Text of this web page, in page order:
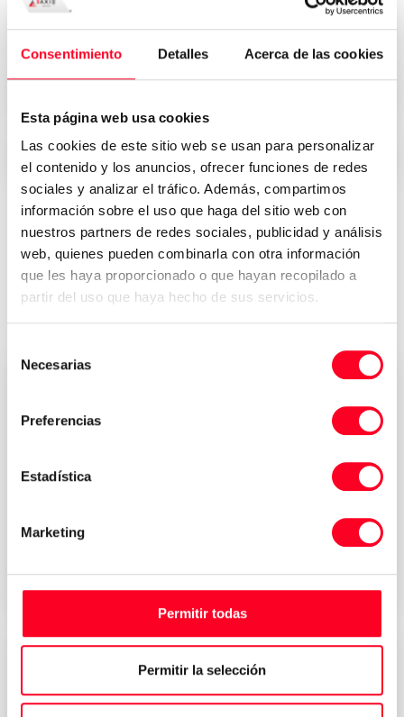
Consentimiento Detalles Acerca de las cookies
Esta página web usa cookies
Las cookies de este sitio web se usan para personalizar
el contenido y los anuncios, ofrecer funciones de redes
sociales y analizar el tráfico. Además, compartimos
información sobre el uso que haga del sitio web con
nuestros partners de redes sociales, publicidad y análisis
web, quienes pueden combinarla con otra información
que les haya proporcionado o que hayan recopilado a
partir del uso que haya hecho de sus servicios.
Necesarias
Preferencias
Estadística
Marketing
Permitir todas
Permitir la selección
Precios atractivos
Entrega inmediata en todo el mundo
Opiniones de quienes han
comprado su máquina en 3Axis
Group
CEO
DMU 80加工中心的出口过程和CCIC的管理变得简单
购买过程！ 毋庸置疑，我们是您最可靠的合作伙伴。